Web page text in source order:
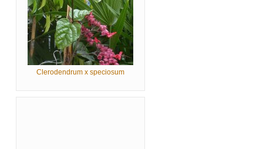
Clerodendrum x speciosum